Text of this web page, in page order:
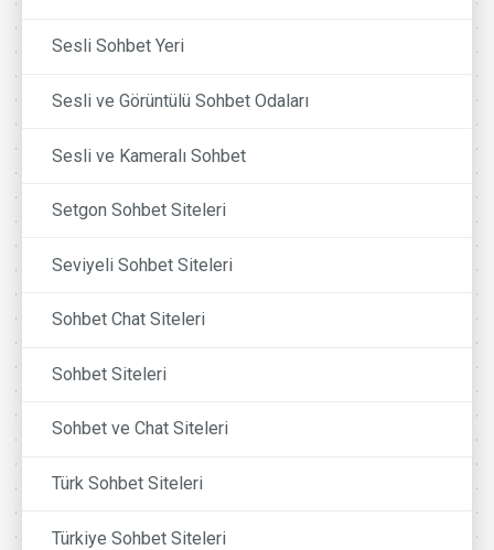
Sesli Sohbet Yeri
Sesli ve Görüntülü Sohbet Odaları
Sesli ve Kameralı Sohbet
Setgon Sohbet Siteleri
Seviyeli Sohbet Siteleri
Sohbet Chat Siteleri
Sohbet Siteleri
Sohbet ve Chat Siteleri
Türk Sohbet Siteleri
Türkiye Sohbet Siteleri